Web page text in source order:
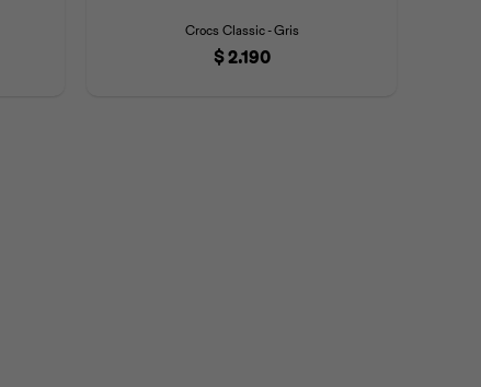
Crocs Classic - Gris
$2.190